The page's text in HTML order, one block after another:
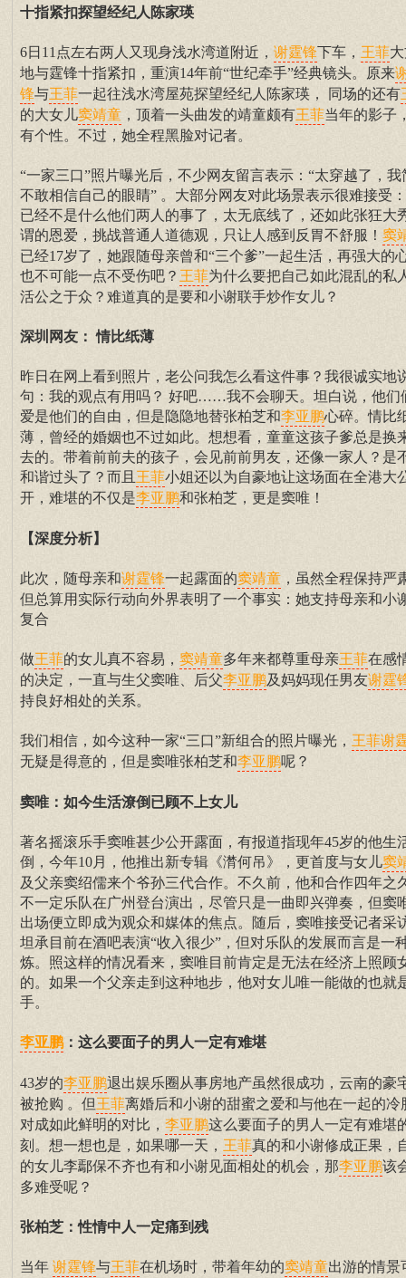
十指紧扣探望经纪人陈家瑛
6日11点左右两人又现身浅水湾道附近， 谢霆锋下车， 王菲
地与霆锋十指紧扣，重演14年前“世纪牵手”经典镜头。原来
锋与王菲一起往浅水湾屋苑探望经纪人陈家瑛， 同场的还有
的大女儿窦靖童 ，顶着一头曲发的靖童颇有王菲当年的影子
有个性。不过，她全程黑脸对记者。
“一家三口”照片曝光后，不少网友留言表示：“太穿越了，我
不敢相信自己的眼睛” 。大部分网友对此场景表示很难接受
已经不是什么他们两人的事了，太无底线了，还如此张狂大
谓的恩爱，挑战普通人道德观，只让人感到反胃不舒服！ 窦
已经17岁了，她跟随母亲曾和“三个爹”一起生活，再强大的
也不可能一点不受伤吧？ 王菲为什么要把自己如此混乱的私
活公之于众？难道真的是要和小谢联手炒作女儿？
深圳网友： 情比纸薄
昨日在网上看到照片，老公问我怎么看这件事？我很诚实地
句：我的观点有用吗？ 好吧……我不会聊天。坦白说，他们
爱是他们的自由，但是隐隐地替张柏芝和李亚鹏心碎。情比
薄，曾经的婚姻也不过如此。想想看，童童这孩子爹总是换
去的。带着前前夫的孩子，会见前前男友，还像一家人？是
和谐过头了？而且 王菲小姐还以为自豪地让这场面在全港大
开，难堪的不仅是李亚鹏和张柏芝，更是窦唯！
【深度分析】
此次，随母亲和谢霆锋一起露面的窦靖童 ，虽然全程保持严
但总算用实际行动向外界表明了一个事实：她支持母亲和小
复合
做王菲的女儿真不容易， 窦靖童多年来都尊重母亲王菲在感
的决定，一直与生父窦唯、后父李亚鹏及妈妈现任男友谢霆
持良好相处的关系。
我们相信，如今这种一家“三口”新组合的照片曝光， 王菲谢
无疑是得意的，但是窦唯张柏芝和李亚鹏呢？
窦唯：如今生活潦倒已顾不上女儿
著名摇滚乐手窦唯甚少公开露面，有报道指现年45岁的他生
倒，今年10月，他推出新专辑《潸何吊》，更首度与女儿窦
及父亲窦绍儒来个爷孙三代合作。不久前，他和合作四年之
不一定乐队在广州登台演出，尽管只是一曲即兴弹奏，但窦
出场便立即成为观众和媒体的焦点。随后，窦唯接受记者采
坦承目前在酒吧表演“收入很少”，但对乐队的发展而言是一
炼。照这样的情况看来，窦唯目前肯定是无法在经济上照顾
的。如果一个父亲走到这种地步，他对女儿唯一能做的也就
手。
李亚鹏：这么要面子的男人一定有难堪
43岁的李亚鹏退出娱乐圈从事房地产虽然很成功，云南的豪
被抢购 。但王菲离婚后和小谢的甜蜜之爱和与他在一起的冷
对成如此鲜明的对比， 李亚鹏这么要面子的男人一定有难堪
刻。想一想也是，如果哪一天， 王菲真的和小谢修成正果，
的女儿李鄢保不齐也有和小谢见面相处的机会，那李亚鹏该
多难受呢？
张柏芝：性情中人一定痛到残
当年 谢霆锋与王菲在机场时，带着年幼的窦靖童出游的情景